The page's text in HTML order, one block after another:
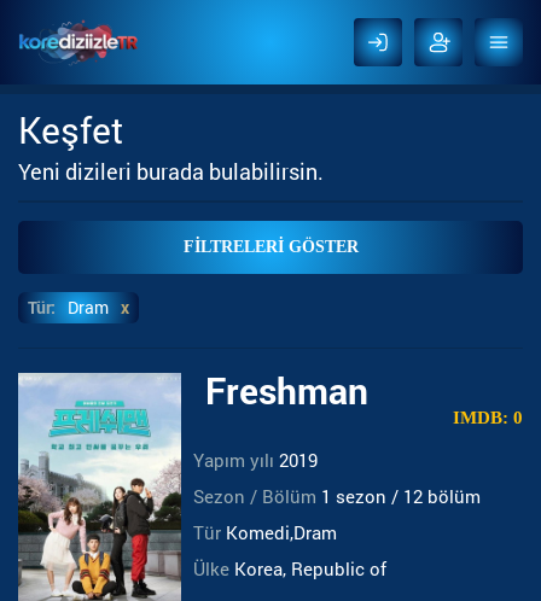
Keşfet
Yeni dizileri burada bulabilirsin.
FİLTRELERİ GÖSTER
Tür: Dram x
Freshman
IMDB: 0
Yapım yılı 2019
Sezon / Bölüm 1 sezon / 12 bölüm
Tür Komedi,Dram
Ülke Korea, Republic of